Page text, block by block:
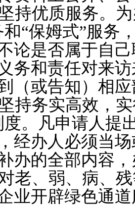
持优质服务。
和“保姆式”服务
论是否属于自
务和责任对来
（或告知）相
持务实高效，
度。凡申请人提
经办人必须当
办的全部内容
老、弱、病、
业开辟绿色通